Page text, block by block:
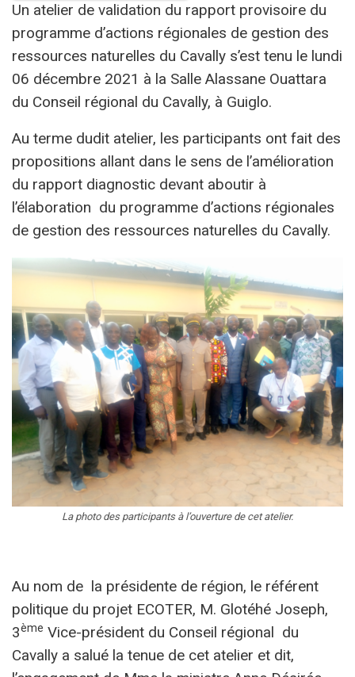
Un atelier de validation du rapport provisoire du
programme d’actions régionales de gestion des
ressources naturelles du Cavally s’est tenu le lundi
06 décembre 2021 à la Salle Alassane Ouattara
du Conseil régional du Cavally, à Guiglo.
Au terme dudit atelier, les participants ont fait des
propositions allant dans le sens de l’amélioration
du rapport diagnostic devant aboutir à
l’élaboration du programme d’actions régionales
de gestion des ressources naturelles du Cavally.
La photo des participants à l’ouverture de cet atelier.
Au nom de la présidente de région, le référent
politique du projet ECOTER, M. Glotéhé Joseph,
3ème Vice-président du Conseil régional du
Cavally a salué la tenue de cet atelier et dit,